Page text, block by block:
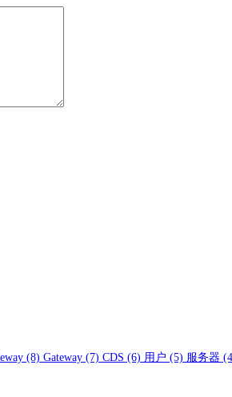
(8) Gateway (7) CDS (6) 用户 (5) 服务器